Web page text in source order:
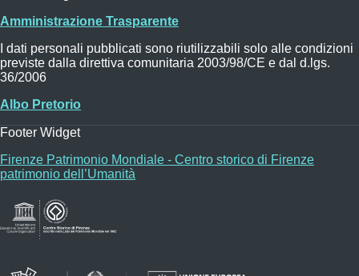
Amministrazione Trasparente
I dati personali pubblicati sono riutilizzabili solo alle condizioni
previste dalla direttiva comunitaria 2003/98/CE e dal d.lgs.
36/2006
Albo Pretorio
Footer Widget
Firenze Patrimonio Mondiale - Centro storico di Firenze
patrimonio dell’Umanità